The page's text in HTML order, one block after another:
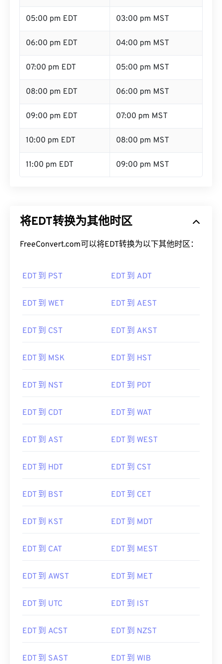
05:00 pm EDT 03:00 pm MST
06:00 pm EDT 04:00 pm MST
07:00 pm EDT 05:00 pm MST
08:00 pm EDT 06:00 pm MST
09:00 pm EDT 07:00 pm MST
10:00 pm EDT 08:00 pm MST
11:00 pm EDT 09:00 pm MST
将EDT转换为其他时区
FreeConvert.com可以将EDT转换为以下其他时区：
EDT 到 PST EDT 到 ADT
EDT 到 WET EDT 到 AEST
EDT 到 CST EDT 到 AKST
EDT 到 MSK EDT 到 HST
EDT 到 NST EDT 到 PDT
EDT 到 CDT EDT 到 WAT
EDT 到 AST EDT 到 WEST
EDT 到 HDT EDT 到 CST
EDT 到 BST EDT 到 CET
EDT 到 KST EDT 到 MDT
EDT 到 CAT EDT 到 MEST
EDT 到 AWST EDT 到 MET
EDT 到 UTC EDT 到 IST
EDT 到 ACST EDT 到 NZST
EDT 到 SAST EDT 到 WIB